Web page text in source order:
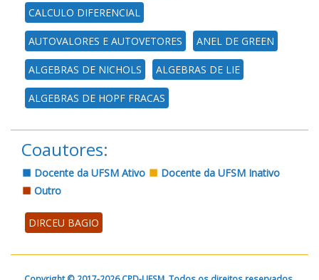
CALCULO DIFERENCIAL
AUTOVALORES E AUTOVETORES ANEL DE GREEN
ALGEBRAS DE NICHOLS ALGEBRAS DE LIE
ALGEBRAS DE HOPF FRACAS
Coautores:
Docente da UFSM Ativo
Docente da UFSM Inativo
Outro
DIRCEU BAGIO